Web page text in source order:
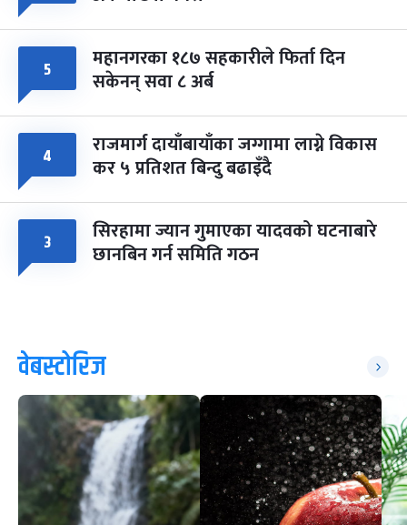
५ महानगरका १८७ सहकारीले फिर्ता दिन
सकेनन् सवा ८ अर्ब
४ राजमार्ग दायाँबायाँका जग्गामा लाग्ने विकास
कर ५ प्रतिशत बिन्दु बढाइँदै
३ सिरहामा ज्यान गुमाएका यादवको घटनाबारे
छानबिन गर्न समिति गठन
वेबस्टोरिज